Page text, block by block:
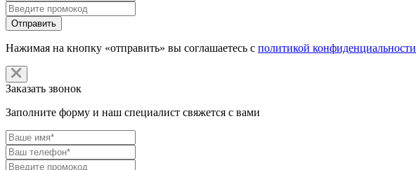
Нажимая на кнопку «отправить» вы соглашаетесь с политикой конфиденциальности
Заказать звонок
Заполните форму и наш специалист свяжется с вами